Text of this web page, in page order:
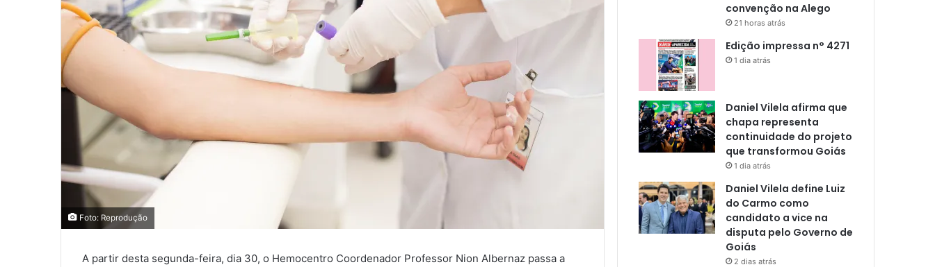
Foto: Reprodução
A partir desta segunda-feira, dia 30, o Hemocentro Coordenador Professor Nion Albernaz passa a
convenção na Alego
21 horas atrás
Edição impressa n° 4271
1 dia atrás
Daniel Vilela afirma que
chapa representa
continuidade do projeto
que transformou Goiás
1 dia atrás
Daniel Vilela define Luiz
do Carmo como
candidato a vice na
disputa pelo Governo de
Goiás
2 dias atrás